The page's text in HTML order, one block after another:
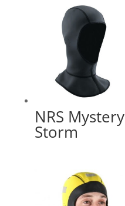
NRS Mystery
Storm